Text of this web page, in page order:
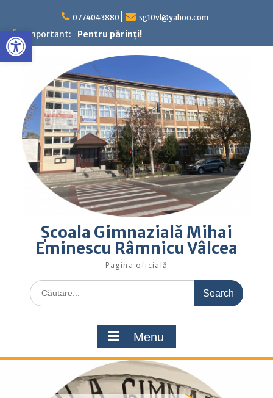
Deschide bara de unelte
content
0774043880 sg10vl@yahoo.com
Important: Pentru părinţi!
Şcoala Gimnazială Mihai
Eminescu Râmnicu Vâlcea
Pagina oficială
Search
for:
Menu